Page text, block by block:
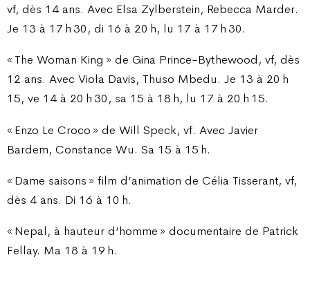
vf, dès 14 ans. Avec Elsa Zylberstein, Rebecca Marder.
Je 13 à 17 h 30, di 16 à 20 h, lu 17 à 17 h 30.
« The Woman King » de Gina Prince-Bythewood, vf, dès
12 ans. Avec Viola Davis, Thuso Mbedu. Je 13 à 20 h
15, ve 14 à 20 h 30, sa 15 à 18 h, lu 17 à 20 h 15.
« Enzo Le Croco » de Will Speck, vf. Avec Javier
Bardem, Constance Wu. Sa 15 à 15 h.
« Dame saisons » film d’animation de Célia Tisserant, vf,
dès 4 ans. Di 16 à 10 h.
« Nepal, à hauteur d’homme » documentaire de Patrick
Fellay. Ma 18 à 19 h.